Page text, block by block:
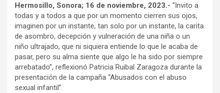
Hermosillo, Sonora; 16 de noviembre, 2023.- “Invito a
todas y a todos a que por un momento cierren sus ojos,
imaginen por un instante, tan solo por un instante, la carita
de asombro, decepción y vulneración de una niña o un
niño ultrajado, que ni siquiera entiende lo que le acaba de
pasar, pero su alma siente que algo le ha sido por siempre
arrebatado”, reflexionó Patricia Ruibal Zaragoza durante la
presentación de la campaña “Abusados con el abuso
sexual infantil”.